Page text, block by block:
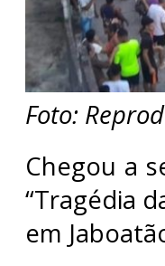
Foto:
Chegou a
“Tragédia
em